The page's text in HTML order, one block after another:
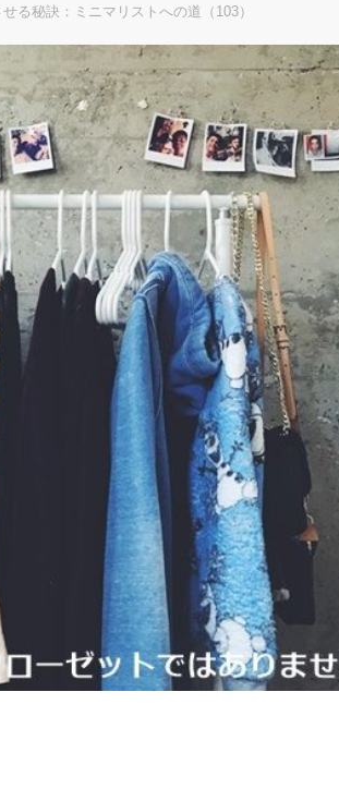
る秘訣：ミニマリストへの道（103）